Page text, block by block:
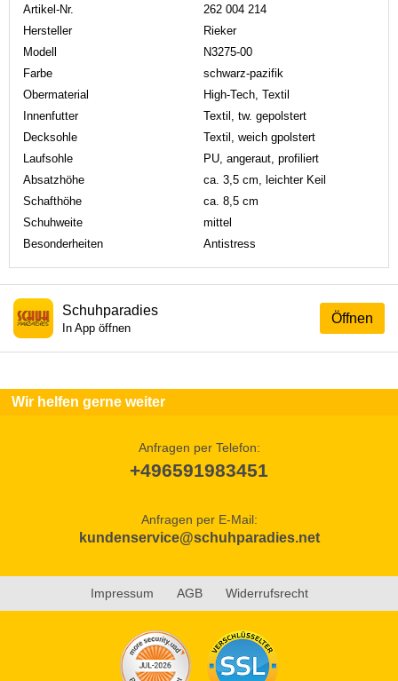
Artikel-Nr.
262 004 214
Hersteller
Rieker
Modell
N3275-00
Farbe
schwarz-pazifik
Obermaterial
High-Tech, Textil
Innenfutter
Textil, tw. gepolstert
Decksohle
Textil, weich gpolstert
Laufsohle
PU, angeraut, profiliert
Absatzhöhe
ca. 3,5 cm, leichter Keil
Schafthöhe
ca. 8,5 cm
Schuhweite
mittel
Besonderheiten
Antistress
Öffnen
Schuhparadies
In App öffnen
Wir helfen gerne weiter
Anfragen per Telefon:
+496591983451
Anfragen per E-Mail:
kundenservice@schuhparadies.net
Impressum AGB Widerrufsrecht